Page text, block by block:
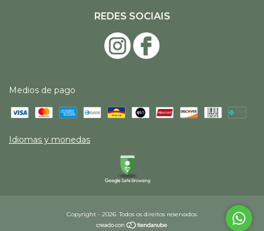
REDES SOCIAIS
Medios de pago
Idiomas y monedas
Copyright - 2026. Todos os direitos reservados.